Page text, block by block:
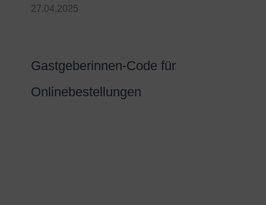
27.04.2025
Gastgeberinnen-Code für
Onlinebestellungen